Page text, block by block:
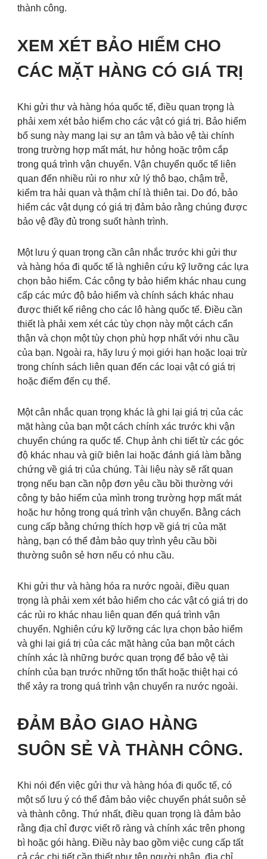
thành công.
XEM XÉT BẢO HIỂM CHO
CÁC MẶT HÀNG CÓ GIÁ TRỊ
Khi gửi thư và hàng hóa quốc tế, điều quan trọng là
phải xem xét bảo hiểm cho các vật có giá trị. Bảo hiểm
bổ sung này mang lại sự an tâm và bảo vệ tài chính
trong trường hợp mất mát, hư hỏng hoặc trộm cắp
trong quá trình vận chuyển. Vận chuyển quốc tế liên
quan đến nhiều rủi ro như xử lý thô bạo, chậm trễ,
kiểm tra hải quan và thậm chí là thiên tai. Do đó, bảo
hiểm các vật dụng có giá trị đảm bảo rằng chúng được
bảo vệ đầy đủ trong suốt hành trình.
Một lưu ý quan trọng cần cân nhắc trước khi gửi thư
và hàng hóa đi quốc tế là nghiên cứu kỹ lưỡng các lựa
chọn bảo hiểm. Các công ty bảo hiểm khác nhau cung
cấp các mức độ bảo hiểm và chính sách khác nhau
được thiết kế riêng cho các lô hàng quốc tế. Điều cần
thiết là phải xem xét các tùy chọn này một cách cẩn
thận và chọn một tùy chọn phù hợp nhất với nhu cầu
của bạn. Ngoài ra, hãy lưu ý mọi giới hạn hoặc loại trừ
trong chính sách liên quan đến các loại vật có giá trị
hoặc điểm đến cụ thể.
Một cân nhắc quan trọng khác là ghi lại giá trị của các
mặt hàng của bạn một cách chính xác trước khi vận
chuyển chúng ra quốc tế. Chụp ảnh chi tiết từ các góc
độ khác nhau và giữ biên lai hoặc đánh giá làm bằng
chứng về giá trị của chúng. Tài liệu này sẽ rất quan
trọng nếu bạn cần nộp đơn yêu cầu bồi thường với
công ty bảo hiểm của mình trong trường hợp mất mát
hoặc hư hỏng trong quá trình vận chuyển. Bằng cách
cung cấp bằng chứng thích hợp về giá trị của mặt
hàng, bạn có thể đảm bảo quy trình yêu cầu bồi
thường suôn sẻ hơn nếu có nhu cầu.
Khi gửi thư và hàng hóa ra nước ngoài, điều quan
trọng là phải xem xét bảo hiểm cho các vật có giá trị do
các rủi ro khác nhau liên quan đến quá trình vận
chuyển. Nghiên cứu kỹ lưỡng các lựa chọn bảo hiểm
và ghi lại giá trị của các mặt hàng của bạn một cách
chính xác là những bước quan trọng để bảo vệ tài
chính của bạn trước những tổn thất hoặc thiệt hại có
thể xảy ra trong quá trình vận chuyển ra nước ngoài.
ĐẢM BẢO GIAO HÀNG
SUÔN SẺ VÀ THÀNH CÔNG.
Khi nói đến việc gửi thư và hàng hóa đi quốc tế, có
một số lưu ý có thể đảm bảo việc chuyển phát suôn sẻ
và thành công. Thứ nhất, điều quan trọng là đảm bảo
rằng địa chỉ được viết rõ ràng và chính xác trên phong
bì hoặc gói hàng. Điều này bao gồm việc cung cấp tất
cả các chi tiết cần thiết như tên người nhận, địa chỉ